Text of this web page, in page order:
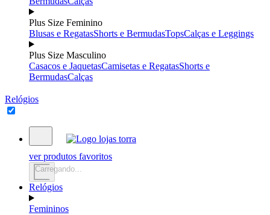
Plus Size Feminino
Blusas e RegatasShorts e BermudasTopsCalças e Leggings
Plus Size Masculino
Casacos e JaquetasCamisetas e RegatasShorts e
BermudasCalças
Relógios
ver produtos favoritos
Carregando...
Relógios
Femininos